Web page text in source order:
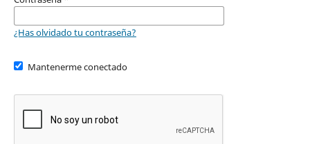
¿Has olvidado tu contraseña?
Mantenerme conectado